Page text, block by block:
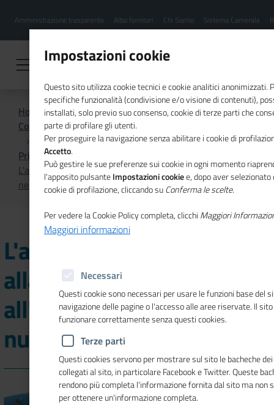
contenuto
Menu
hamburgher
Amministrazione trasparente Albo fornitori Chi Siamo Sistema Camerale
Home
Comunicazione istituzionale per il sistema camerale
Primo Piano
L'approccio globale dell'UE alla ricerca e all'innovazione
nel nuovo numero di Mosaico Europa
L'approccio globale dell'UE
alla ricerca e
all'innovazione nel nuovo
numero di Mosaico Europa
Impostazioni cookie
Questo sito utilizza cookie tecnici e cookie analitici anonimizzati.
specifiche funzionalità (condivisione e/o visione di contenuti),
installati, solo previo suo consenso, cookie di terze parti che
parte di profilare gli utenti.
Per proseguire la navigazione senza abilitare i cookie di
Accetto.
Può gestire le sue preferenze sui cookie in ogni momento
l'apposito pulsanteImpostazioni cookiee, dopo aver
cookie di profilazione, cliccando suConferma le scelte.
Per vedere la Cookie Policy completa, clicchi Maggiori
Maggiori informazioni
Necessari
Questi cookie sono necessari per usare le funzioni base del
navigazione delle pagine o l'accesso alle aree riservate. Il
funzionare correttamente senza questi cookies.
Terze parti
Questi cookies servono per mostrare sul sito le bacheche
collegati al sito, in particolare Facebook e Twitter. Queste
rendono più completa l'informazione fornita dal sito ma non
per ottenere un'informazione completa.